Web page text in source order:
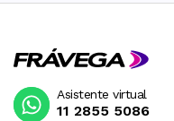
Asistente virtual
11 2855 5086